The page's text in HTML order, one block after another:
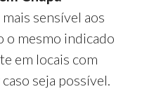
sensível aos
o mesmo indicado
em locais com
seja possível.